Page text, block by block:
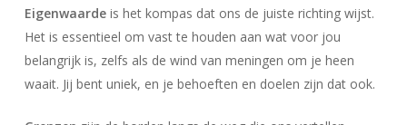
Eigenwaardeis het kompas dat ons de juiste richting wijst.
Het is essentieel om vast te houden aan wat voor jou
belangrijk is, zelfs als de wind van meningen om je heen
waait. Jij bent uniek, en je behoeften en doelen zijn dat ook.